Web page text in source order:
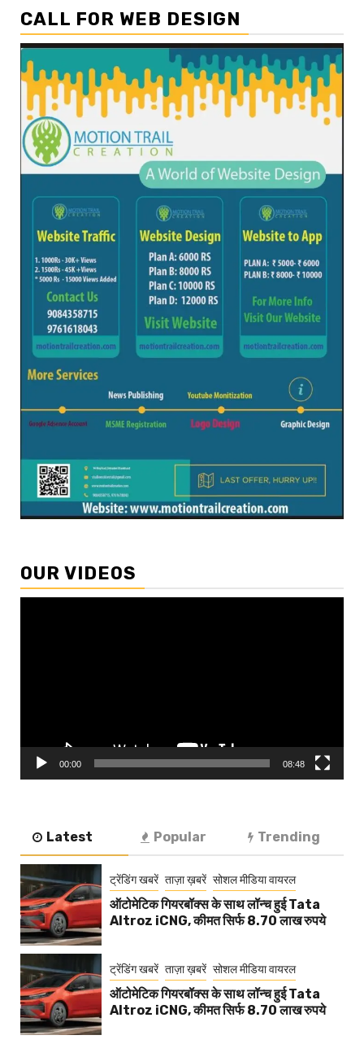
CALL FOR WEB DESIGN
OUR VIDEOS
00:00 08:48
Latest Popular Trending
ट्रेंडिंग खबरें ताज़ा ख़बरें सोशल मीडिया वायरल
ऑटोमेटिक गियरबॉक्स के साथ लॉन्च हुई Tata
Altroz iCNG, कीमत सिर्फ 8.70 लाख रुपये
ट्रेंडिंग खबरें ताज़ा ख़बरें सोशल मीडिया वायरल
ऑटोमेटिक गियरबॉक्स के साथ लॉन्च हुई Tata
Altroz iCNG, कीमत सिर्फ 8.70 लाख रुपये